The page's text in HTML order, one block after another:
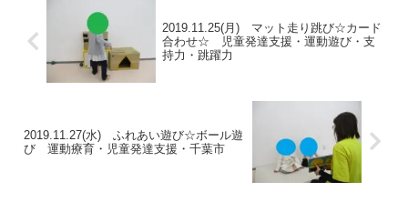
2019.11.25(月) マット走り跳び☆カード
合わせ☆ 児童発達支援・運動遊び・支
持力・跳躍力
2019.11.27(水) ふれあい遊び☆ボール遊
び 運動療育・児童発達支援・千葉市